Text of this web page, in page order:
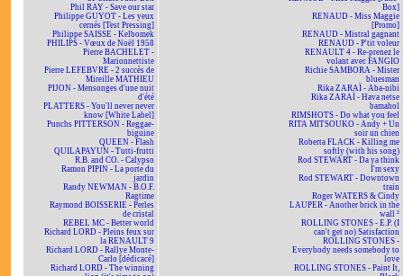
Phil RAY - Save our star
Philippe GUYOT - Les yeux
cernés [Test Pressing]
Philippe SAISSE - Kelbomek
PHILIPS - Vœux de Noël 1958
Pierre BACHELET -
Marionnettiste
Pierre LEFEBVRE - 2 succès de
Mireille MATHIEU
PIJON - Mensonges d'une nuit
d'été
PLATTERS - You'll never never
know [White Label]
Punchs PITTERSON - Reggae-
biguine
QUEEN - Flash
QUILAPAYUN - Tutti-frutti
R.B. and CO. - Calypso
Ramon PIPIN - La porte du
jardin
Randy NEWMAN - B.O.F.
Ragtime
Raymond BOISSERIE - Perles
de cristal
REBEL MC - Better world
Richard LORD - Pleins feux sur
la RENAULT 9
Richard LORD - Rallye Monte-
Carlo [dédicacé]
Richard LORD - The winning
Box]
RENAUD - Miss Maggie
[Promo]
RENAUD - Mistral gagnant
RENAUD - P'tit voleur
RENAULT 4 - Re-prenez le
volant avec FANGIO
Richie SAMBORA - Mister
bluesman
Rika ZARAÏ - Aba-nibi
Rika ZARAÏ - Hava netse
bamahol
RIMSHOTS - Do what you feel
RITA MITSOUKO - Andy + Un
soir un chien
Roberta FLACK - Killing me
softly (with his song)
Rod STEWART - Da ya think
I'm sexy
Rod STEWART - Downtown
train
Roger WATERS & Cindy
LAUPER - Another brick in the
wall ²
ROLLING STONES - E.P. (I
can't get no) Satisfaction
ROLLING STONES -
Everybody needs somebody to
love
ROLLING STONES - Paint It,